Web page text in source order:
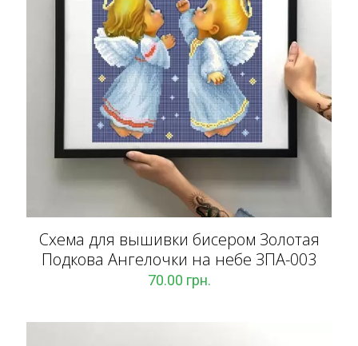
Схема для вышивки бисером Золотая
Подкова Ангелочки на небе ЗПА-003
70.00 грн.